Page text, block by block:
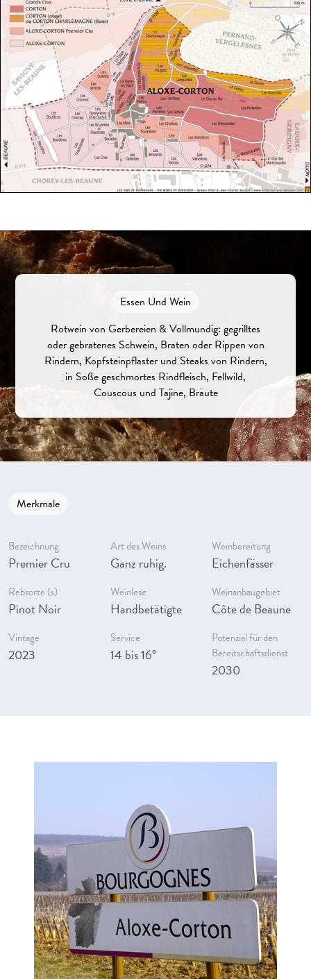
Essen Und Wein
Rotwein von Gerbereien & Vollmundig: gegrilltes
oder gebratenes Schwein, Braten oder Rippen von
Rindern, Kopfsteinpflaster und Steaks von Rindern,
in Soße geschmortes Rindfleisch, Fellwild,
Couscous und Tajine, Bräute
Merkmale
Bezeichnung
Premier Cru
Art des Weins
Ganz ruhig.
Weinbereitung
Eichenfässer
Rebsorte (s)
Pinot Noir
Weinlese
Handbetätigte
Weinanbaugebiet
Côte de Beaune
Vintage
2023
Service
14 bis 16°
Potenzial für den
Bereitschaftsdienst
2030